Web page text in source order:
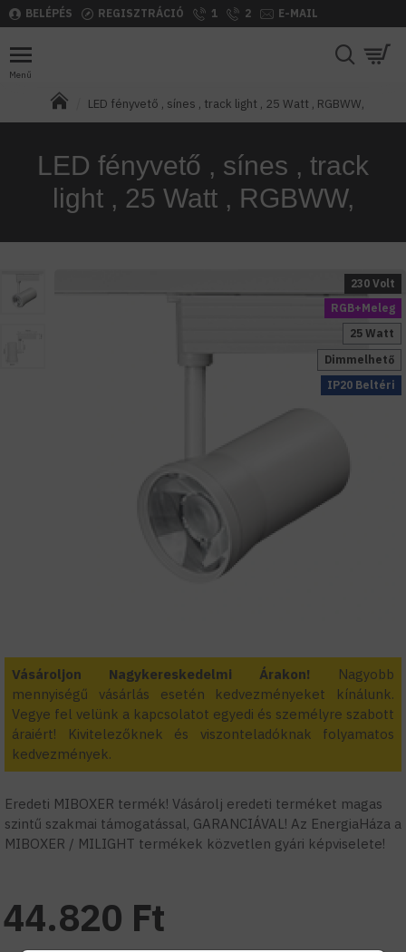
BELÉPÉS REGISZTRÁCIÓ 1 2 E-MAIL
LED fényvető , sínes , track light , 25 Watt , RGBWW,
LED fényvető , sínes , track
light , 25 Watt , RGBWW,
RGB+Meleg
IP20 Beltéri
25 Watt
Dimmelhető
230 Volt
Vásároljon Nagykereskedelmi Árakon!
Nagyobb
mennyiségű vásárlás esetén kedvezményeket kínálunk.
Vegye fel velünk a kapcsolatot egyedi és személyre szabott
áraiért! Kivitelezőknek és viszonteladóknak folyamatos
kedvezmények.
Eredeti MIBOXER termék! Vásárolj eredeti terméket magas
szintű szakmai támogatással, GARANCIÁVAL! Az EnergiaHáza a
MIBOXER / MILIGHT termékek közvetlen gyári képviselete!
44.820 Ft